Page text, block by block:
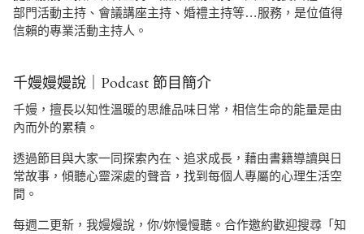
部門活動主持、會議講座主持、婚禮主持等…服務，是位值得
信賴的專業活動主持人。
千嫚嫚嫚說｜Podcast 節目簡介
千嫚，擅長以知性溫暖的思維品味日常，相信生命的能量是由
內而外的累積。
透過節目與大家一同探索內在、追求成長，藉由書籍導讀與日
常故事，傾聽心靈深處的聲音，找到每個人專屬的心理生活空
間。
每週二更新，我嫚嫚說，你/妳慢慢聽。合作邀約歡迎搜尋「知